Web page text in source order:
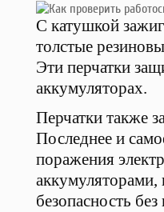
С катушкой
толстые
Эти перчатки
аккумуляторах.
Перчатки также
Последнее и
поражения
аккумуляторами,
безопасность